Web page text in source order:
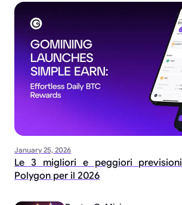
January 25, 2026
Le 3 migliori e peggiori
Polygon per il 2026